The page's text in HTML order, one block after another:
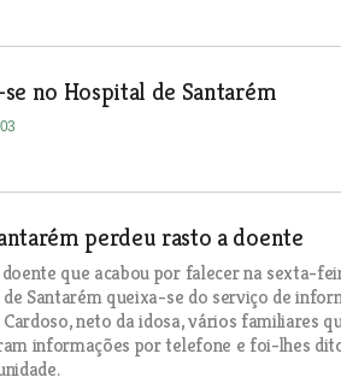
no Hospital de Santarém
perdeu rasto a doente
que acabou por falecer na sexta-
Santarém queixa-se do serviço de
neto da idosa, vários familiares
informações por telefone e foi-lhes